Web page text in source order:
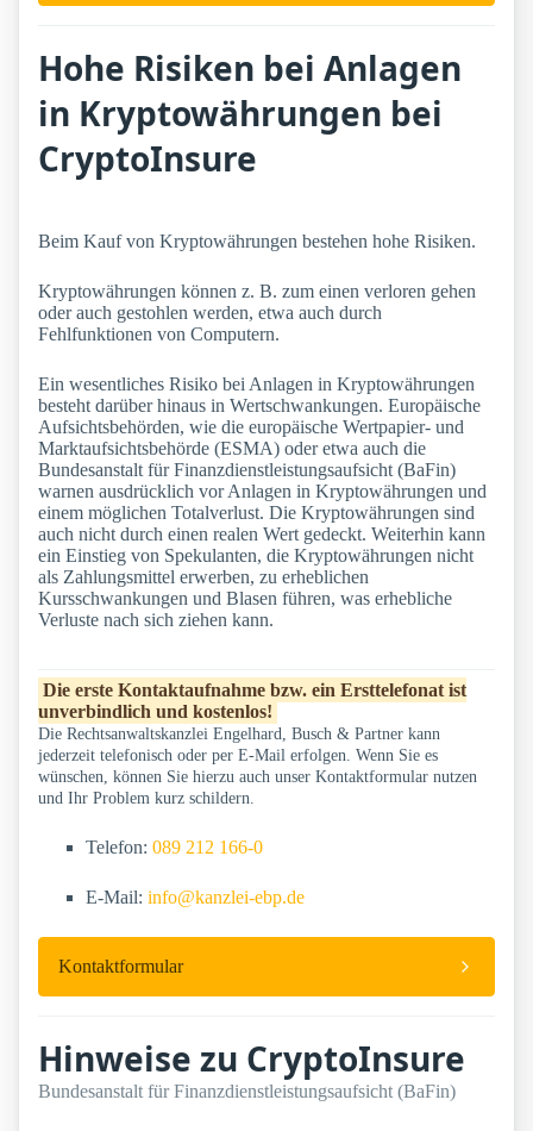
Hohe Risiken bei Anlagen
in Kryptowährungen bei
CryptoInsure
Beim Kauf von Kryptowährungen bestehen hohe Risiken.
Kryptowährungen können z. B. zum einen verloren gehen
oder auch gestohlen werden, etwa auch durch
Fehlfunktionen von Computern.
Ein wesentliches Risiko bei Anlagen in Kryptowährungen
besteht darüber hinaus in Wertschwankungen. Europäische
Aufsichtsbehörden, wie die europäische Wertpapier- und
Marktaufsichtsbehörde (ESMA) oder etwa auch die
Bundesanstalt für Finanzdienstleistungsaufsicht (BaFin)
warnen ausdrücklich vor Anlagen in Kryptowährungen und
einem möglichen Totalverlust. Die Kryptowährungen sind
auch nicht durch einen realen Wert gedeckt. Weiterhin kann
ein Einstieg von Spekulanten, die Kryptowährungen nicht
als Zahlungsmittel erwerben, zu erheblichen
Kursschwankungen und Blasen führen, was erhebliche
Verluste nach sich ziehen kann.
Die erste Kontaktaufnahme bzw. ein Ersttelefonat ist
unverbindlich und kostenlos!
Die Rechtsanwaltskanzlei Engelhard, Busch & Partner kann
jederzeit telefonisch oder per E-Mail erfolgen. Wenn Sie es
wünschen, können Sie hierzu auch unser Kontaktformular nutzen
und Ihr Problem kurz schildern.
Telefon: 089 212 166-0
E-Mail: info@kanzlei-ebp.de
Kontaktformular
Hinweise zu CryptoInsure
Bundesanstalt für Finanzdienstleistungsaufsicht (BaFin)